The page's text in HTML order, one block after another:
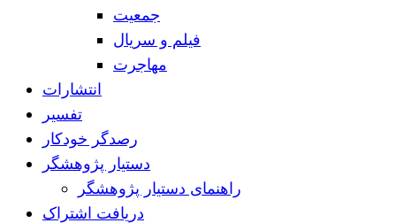
جمعیت
فیلم و سریال
مهاجرت
انتشارات
تفسیر
رصدگر خودکار
دستیار پژوهشگر
راهنمای دستیار پژوهشگر
دریافت اشتراک